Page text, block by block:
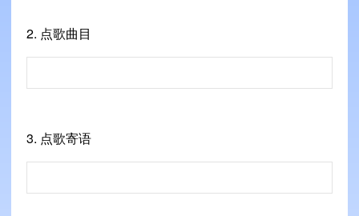
2. 点歌曲目
3. 点歌寄语